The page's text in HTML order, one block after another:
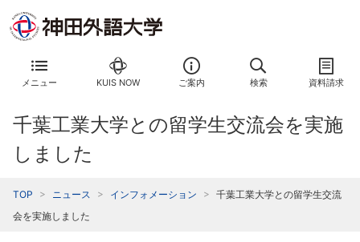
メニュー KUIS NOW ご案内 検索 資料請求
千葉工業大学との留学生交流会を実施
しました
TOP ニュース インフォメーション
千葉工業大学との留学生交流
会を実施しました